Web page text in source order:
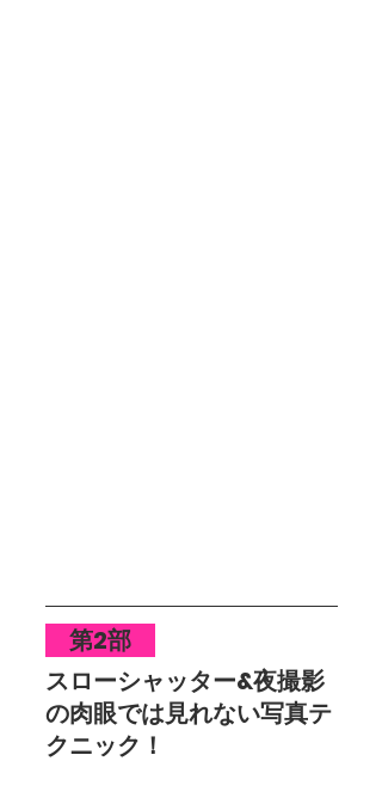
第2部
スローシャッター&夜撮影
の肉眼では見れない写真テ
クニック！